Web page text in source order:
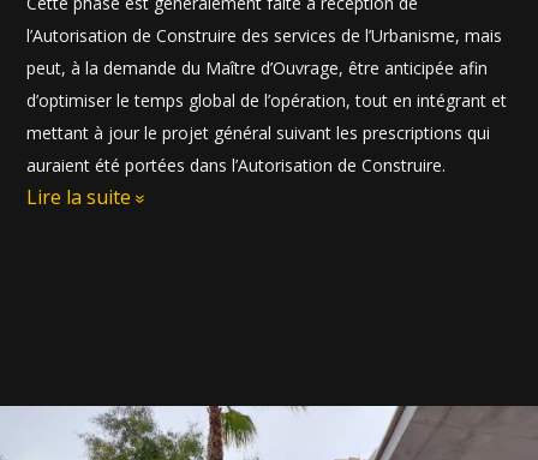
l’Autorisation de Construire des services de l’Urbanisme, mais
peut, à la demande du Maître d’Ouvrage, être anticipée afin
d’optimiser le temps global de l’opération, tout en intégrant et
mettant à jour le projet général suivant les prescriptions qui
auraient été portées dans l’Autorisation de Construire.
Lire la suite